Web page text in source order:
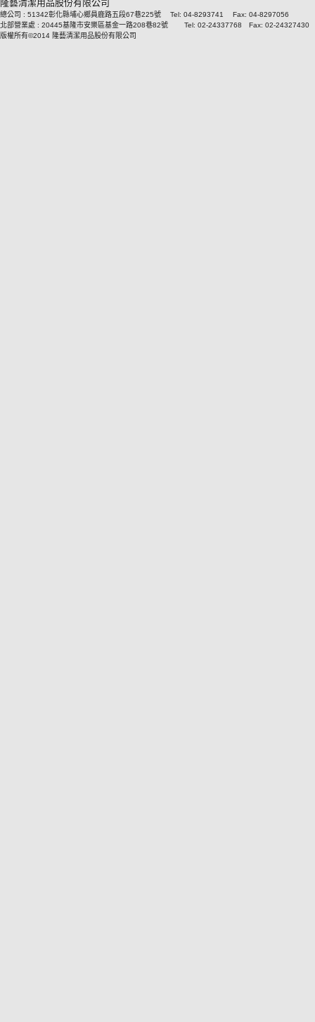
隆藝清潔用品股份有限公司
總公司 : 51342彰化縣埔心鄉員鹿路五段67巷225號 Tel: 04-8293741 Fax: 04-8297056
北部營業處 : 20445基隆市安樂區基金一路208巷82號 Tel: 02-24337768 Fax: 02-24327430
版權所有©2014 隆藝清潔用品股份有限公司